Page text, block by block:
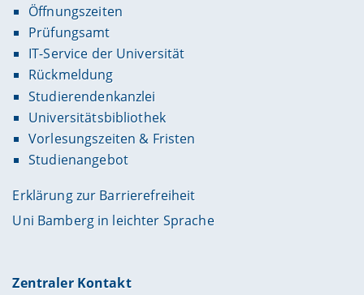
Öffnungszeiten
Prüfungsamt
IT-Service der Universität
Rückmeldung
Studierendenkanzlei
Universitätsbibliothek
Vorlesungszeiten & Fristen
Studienangebot
Erklärung zur Barrierefreiheit
Uni Bamberg in leichter Sprache
Zentraler Kontakt